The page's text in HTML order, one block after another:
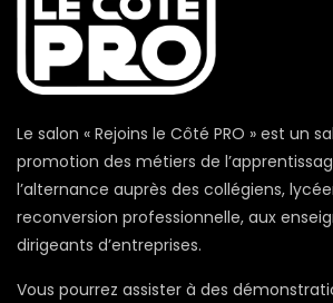
Le salon « Rejoins le Côté PRO » est un
promotion des métiers de
l’alternance auprès des collégiens,
reconversion professionnelle, aux
dirigeants d’entreprises.
Vous pourrez assister à des